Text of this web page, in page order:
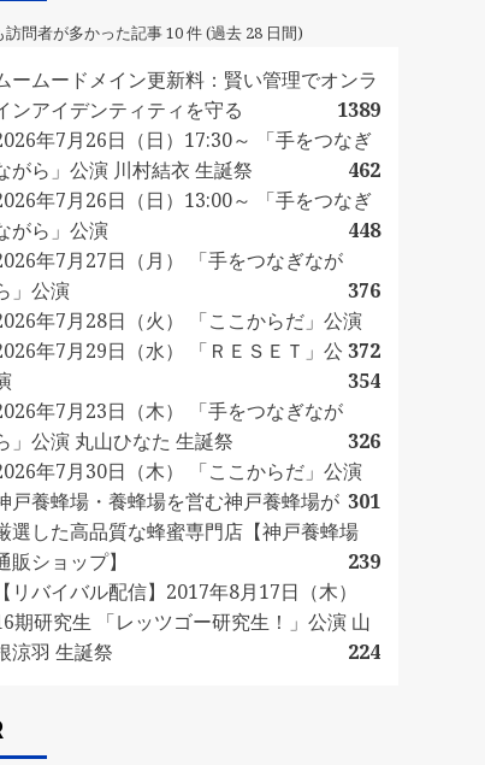
訪問者が多かった記事 10 件 (過去 28 日間)
ームードメイン更新料：賢い管理でオンラ
ンアイデンティティを守る
1389
年7月26日（日）17:30～ 「手をつなぎ
がら」公演 川村結衣 生誕祭
462
年7月26日（日）13:00～ 「手をつなぎ
がら」公演
448
年7月27日（月） 「手をつなぎなが
」公演
376
年7月28日（火） 「ここからだ」公演
372
年7月29日（水） 「ＲＥＳＥＴ」公
354
年7月23日（木） 「手をつなぎなが
」公演 丸山ひなた 生誕祭
326
年7月30日（木） 「ここからだ」公演
301
戸養蜂場・養蜂場を営む神戸養蜂場が
選した高品質な蜂蜜専門店【神戸養蜂場
販ショップ】
239
【リバイバル配信】2017年8月17日（木）
期研究生 「レッツゴー研究生！」公演 山
涼羽 生誕祭
224